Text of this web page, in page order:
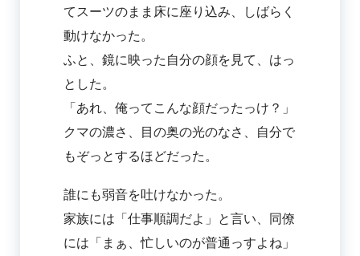
てスーツのまま床に座り込み、しばらく
動けなかった。
ふと、鏡に映った自分の顔を見て、はっ
とした。
「あれ、俺ってこんな顔だったっけ？」
クマの濃さ、目の奥の光のなさ、自分で
もぞっとするほどだった。
誰にも弱音を吐けなかった。
家族には「仕事順調だよ」と言い、同僚
には「まぁ、忙しいのが普通っすよね」